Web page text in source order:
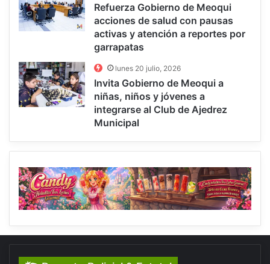
Refuerza Gobierno de Meoqui
acciones de salud con pausas
activas y atención a reportes por
garrapatas
lunes 20 julio, 2026
Invita Gobierno de Meoqui a
niñas, niños y jóvenes a
integrarse al Club de Ajedrez
Municipal